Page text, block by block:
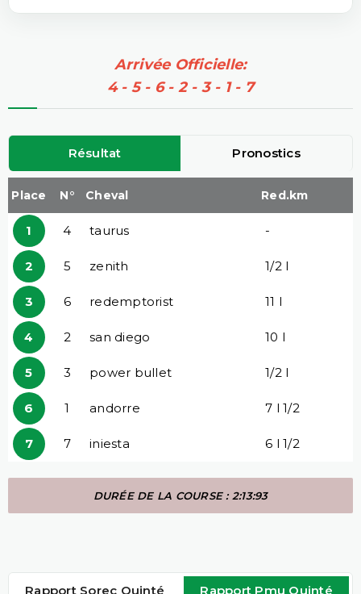
Arrivée Officielle:
4 - 5 - 6 - 2 - 3 - 1 - 7
Résultat Pronostics
Place N° Cheval Red.km
1 4 taurus -
2 5 zenith 1/2 l
3 6 redemptorist 11 l
4 2 san diego 10 l
5 3 power bullet 1/2 l
6 1 andorre 7 l 1/2
7 7 iniesta 6 l 1/2
DURÉE DE LA COURSE : 2:13:93
Rapport Sorec Quinté Rapport Pmu Quinté